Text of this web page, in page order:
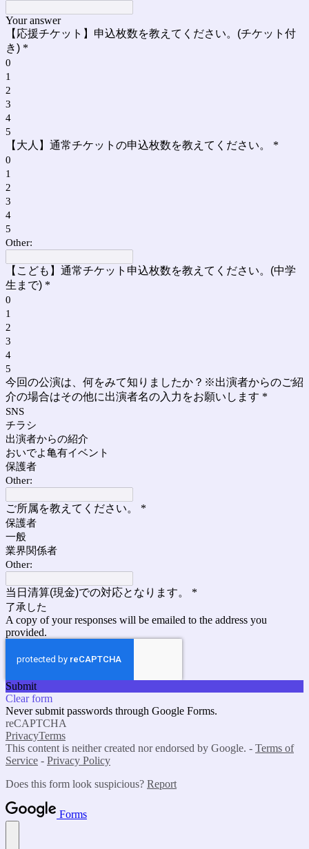
Your answer
【応援チケット】申込枚数を教えてください。(チケット付
き) *
0
1
2
3
4
5
【大人】通常チケットの申込枚数を教えてください。 *
0
1
2
3
4
5
Other:
【こども】通常チケット申込枚数を教えてください。(中学
生まで) *
0
1
2
3
4
5
今回の公演は、何をみて知りましたか？※出演者からのご紹
介の場合はその他に出演者名の入力をお願いします *
SNS
チラシ
出演者からの紹介
おいでよ亀有イベント
保護者
Other:
ご所属を教えてください。 *
保護者
一般
業界関係者
Other:
当日清算(現金)での対応となります。 *
了承した
A copy of your responses will be emailed to the address you
provided.
Submit
Clear form
Never submit passwords through Google Forms.
reCAPTCHA
PrivacyTerms
This content is neither created nor endorsed by Google. - Terms of
Service - Privacy Policy
Does this form look suspicious? Report
Forms